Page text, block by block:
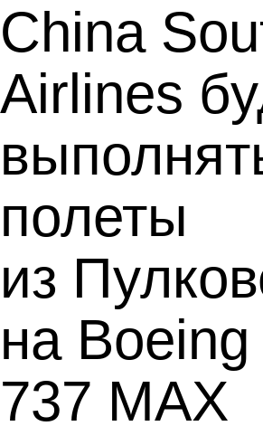
China
Airlines
полеты
из
на Boeing
737 MAX